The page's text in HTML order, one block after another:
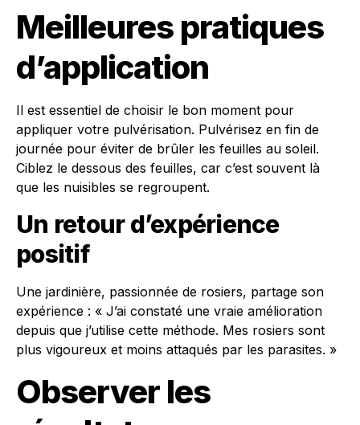
Meilleures pratiques
d’application
Il est essentiel de choisir le bon moment pour
appliquer votre pulvérisation. Pulvérisez en fin de
journée pour éviter de brûler les feuilles au soleil.
Ciblez le dessous des feuilles, car c’est souvent là
que les nuisibles se regroupent.
Un retour d’expérience
positif
Une jardinière, passionnée de rosiers, partage son
expérience : « J’ai constaté une vraie amélioration
depuis que j’utilise cette méthode. Mes rosiers sont
plus vigoureux et moins attaqués par les parasites. »
Observer les